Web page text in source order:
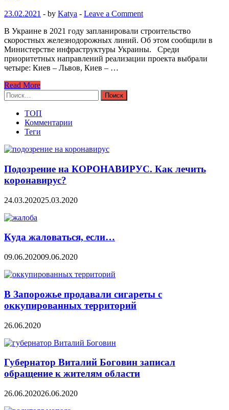
23.02.2021 - by Katya - Leave a Comment
В Украине в 2021 году запланировали строительство
скоростных железнодорожных линий. Об этом сообщили в
Министерстве инфраструктуры Украины. Среди
приоритетных направлений реализации проекта выбрали
четыре: Киев – Львов, Киев – …
Read More
Найти:
ТОП
Комментарии
Теги
Подозрение на КОРОНАВИРУС. Как лечить
коронавирус?
24.03.202025.03.2020
Куда жаловаться, если…
09.06.202009.06.2020
В Запорожье продавали сигареты с
оккупированных территорий
26.06.2020
Губернатор Виталий Боговин записал
обращение к жителям области
26.06.202026.06.2020